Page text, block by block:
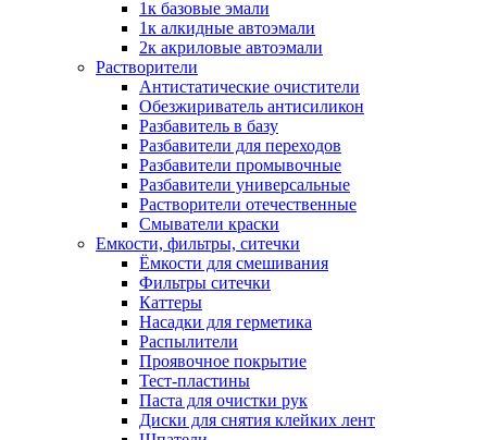
1к базовые эмали
1к алкидные автоэмали
2к акриловые автоэмали
Растворители
Антистатические очистители
Обезжириватель антисиликон
Разбавитель в базу
Разбавители для переходов
Разбавители промывочные
Разбавители универсальные
Растворители отечественные
Смыватели краски
Емкости, фильтры, ситечки
Ёмкости для смешивания
Фильтры ситечки
Каттеры
Насадки для герметика
Распылители
Проявочное покрытие
Тест-пластины
Паста для очистки рук
Диски для снятия клейких лент